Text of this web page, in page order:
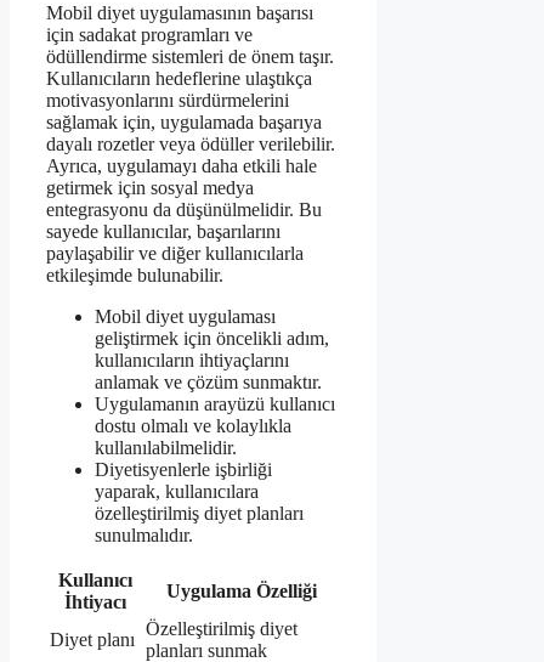
Mobil diyet uygulamasının başarısı
için sadakat programları ve
ödüllendirme sistemleri de önem taşır.
Kullanıcıların hedeflerine ulaştıkça
motivasyonlarını sürdürmelerini
sağlamak için, uygulamada başarıya
dayalı rozetler veya ödüller verilebilir.
Ayrıca, uygulamayı daha etkili hale
getirmek için sosyal medya
entegrasyonu da düşünülmelidir. Bu
sayede kullanıcılar, başarılarını
paylaşabilir ve diğer kullanıcılarla
etkileşimde bulunabilir.
Mobil diyet uygulaması
geliştirmek için öncelikli adım,
kullanıcıların ihtiyaçlarını
anlamak ve çözüm sunmaktır.
Uygulamanın arayüzü kullanıcı
dostu olmalı ve kolaylıkla
kullanılabilmelidir.
Diyetisyenlerle işbirliği
yaparak, kullanıcılara
özelleştirilmiş diyet planları
sunulmalıdır.
Kullanıcı
İhtiyacı
Uygulama Özelliği
Diyet planı
Özelleştirilmiş diyet
planları sunmak